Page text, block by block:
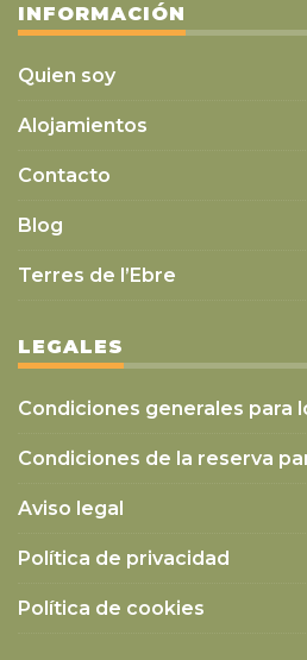
INFORMACIÓN
Quien soy
Alojamientos
Contacto
Blog
Terres de l’Ebre
LEGALES
Condiciones generales para
Condiciones de la reserva
Aviso legal
Política de privacidad
Política de cookies